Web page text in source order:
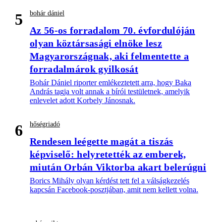
5 bohár dániel
Az 56-os forradalom 70. évfordulóján
olyan köztársasági elnöke lesz
Magyarországnak, aki felmentette a
forradalmárok gyilkosát
Bohár Dániel riporter emlékeztetett arra, hogy Baka
András tagja volt annak a bírói testületnek, amelyik
enlevelet adott Korbely Jánosnak.
6 hőségriadó
Rendesen leégette magát a tiszás
képviselő: helyretették az emberek,
miután Orbán Viktorba akart belerúgni
Borics Mihály olyan kérdést tett fel a válságkezelés
kapcsán Facebook-posztjában, amit nem kellett volna.